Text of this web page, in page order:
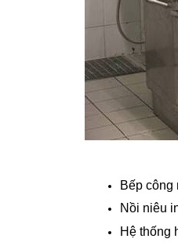
Bếp công
Nồi niêu
Hệ thống